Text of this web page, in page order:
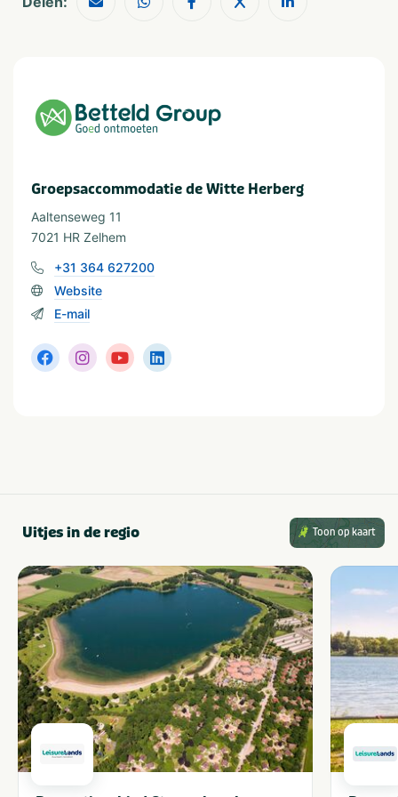
kinderen
Kamers begane grond
Type verblijf
In de buurt
Dierentuin
Fietsroutes
Groepsaccommodatie de Witte Herberg
Aaltenseweg 11
7021 HR Zelhem
+31 364 627200
Website
E-mail
Uitjes in de regio Toon op kaart